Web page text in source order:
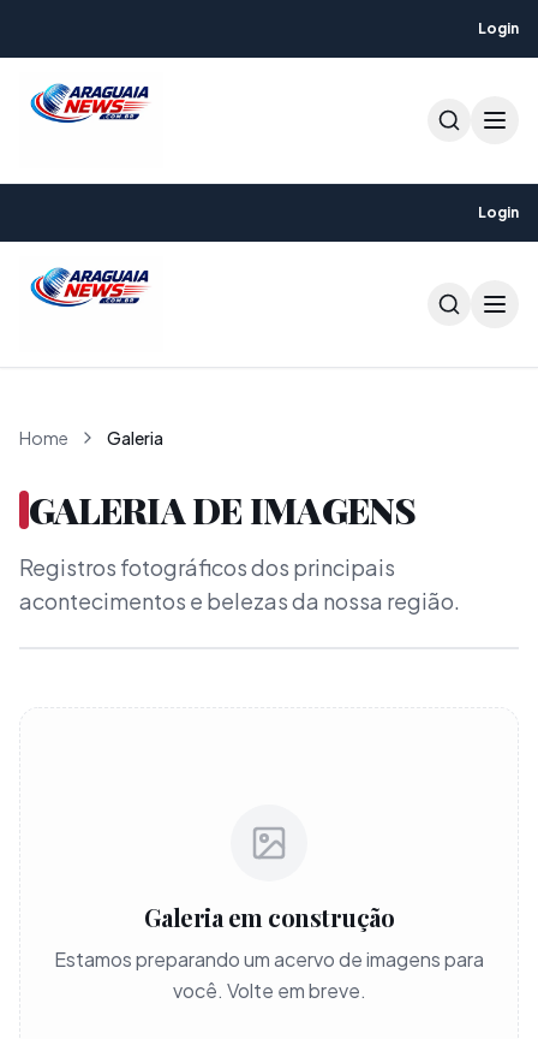
Login
Login
Home Galeria
GALERIA DE IMAGENS
Registros fotográficos dos principais
acontecimentos e belezas da nossa região.
Galeria em construção
Estamos preparando um acervo de imagens para
você. Volte em breve.